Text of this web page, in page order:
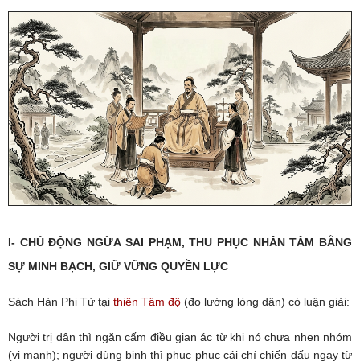
I- CHỦ ĐỘNG NGỪA SAI PHẠM, THU PHỤC NHÂN TÂM BẰNG
SỰ MINH BẠCH, GIỮ VỮNG QUYỀN LỰC
Sách Hàn Phi Tử tại thiên Tâm độ (đo lường lòng dân) có luận giải:
Người trị dân thì ngăn cấm điều gian ác từ khi nó chưa nhen nhóm
(vị manh); người dùng binh thì phục phục cái chí chiến đấu ngay từ